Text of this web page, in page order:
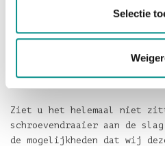
Selectie
De SSD is geschikt voor de
modellen:
MacBook Air 13" Mid 2012
Ziet u het helemaal niet
schroevendraaier aan de
de mogelijkheden dat wij